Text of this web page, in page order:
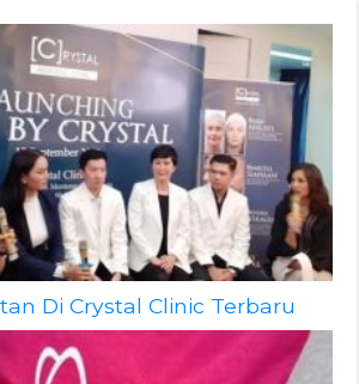
Di Crystal Clinic Terbaru